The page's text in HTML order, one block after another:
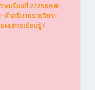
าคเรียนที่ 2/2566🍀
คำอธิบายรายวิชา✨
แผนการเรียนรู้⚡